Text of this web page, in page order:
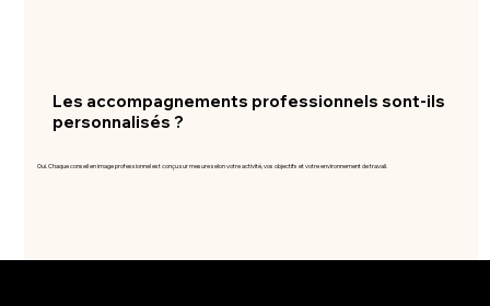
Les accompagnements professionnels sont-ils
personnalisés ?
Oui. Chaque conseil en image professionnel est conçu sur mesure selon votre activité, vos objectifs et votre environnement de travail.